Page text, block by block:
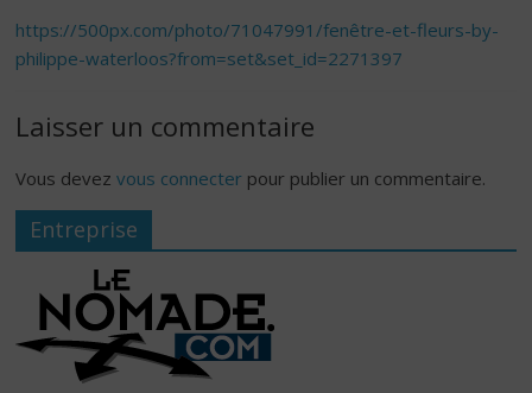
https://500px.com/photo/71047991/fenêtre-et-fleurs-by-
philippe-waterloos?from=set&set_id=2271397
Laisser un commentaire
Vous devezvous connecter pour publier un commentaire.
Entreprise